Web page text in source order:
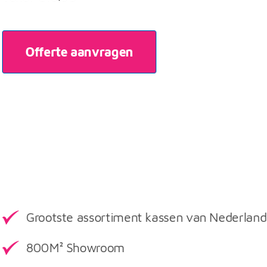
Offerte aanvragen
Grootste assortiment kassen van Nederland
800M² Showroom